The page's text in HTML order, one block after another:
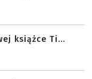
książce Ti...